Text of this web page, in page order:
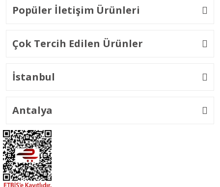
Popüler İletişim Ürünleri
Çok Tercih Edilen Ürünler
İstanbul
Antalya